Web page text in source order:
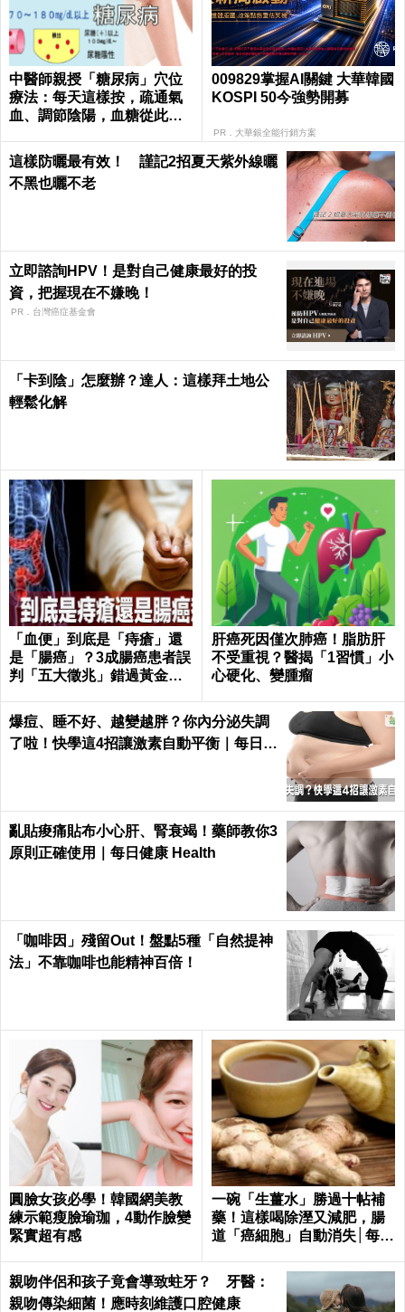
中醫師親授「糖尿病」穴位
療法：每天這樣按，疏通氣
血、調節陰陽，血糖從此乖
009829掌握AI關鍵 大華韓國
KOSPI 50今強勢開募
PR．大華銀全能行銷方案
這樣防曬最有效！ 謹記2招夏天紫外線曬
不黑也曬不老
立即諮詢HPV！是對自己健康最好的投
資，把握現在不嫌晚！
PR．台灣癌症基金會
「卡到陰」怎麼辦？達人：這樣拜土地公
輕鬆化解
「血便」到底是「痔瘡」還
是「腸癌」？3成腸癌患者誤
判「五大徵兆」錯過黃金治
肝癌死因僅次肺癌！脂肪肝
不受重視？醫揭「1習慣」小
心硬化、變腫瘤
爆痘、睡不好、越變越胖？你內分泌失調
了啦！快學這4招讓激素自動平衡｜每日健
亂貼痠痛貼布小心肝、腎衰竭！藥師教你3
原則正確使用｜每日健康 Health
「咖啡因」殘留Out！盤點5種「自然提神
法」不靠咖啡也能精神百倍！
圓臉女孩必學！韓國網美教
練示範瘦臉瑜珈，4動作臉變
緊實超有感
一碗「生薑水」勝過十帖補
藥！這樣喝除溼又減肥，腸
道「癌細胞」自動消失│每日
親吻伴侶和孩子竟會導致蛀牙？ 牙醫：
親吻傳染細菌！應時刻維護口腔健康